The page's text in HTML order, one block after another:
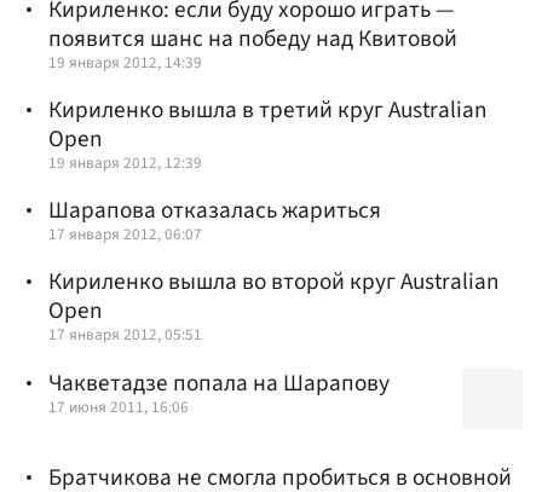
Кириленко: если буду хорошо играть —
появится шанс на победу над Квитовой
19 января 2012, 14:39
Кириленко вышла в третий круг Australian
Open
19 января 2012, 12:39
Шарапова отказалась жариться
17 января 2012, 06:07
Кириленко вышла во второй круг Australian
Open
17 января 2012, 05:51
Чакветадзе попала на Шарапову
17 июня 2011, 16:06
Братчикова не смогла пробиться в основной